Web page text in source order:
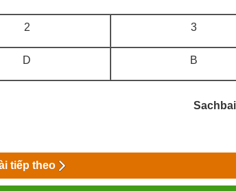
2 3
D B
tiếp theo